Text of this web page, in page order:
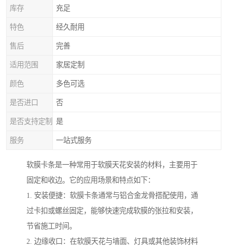
库存 充足
特色 经久耐用
售后 完善
适用范围 家居定制
颜色 多色可选
是否进口 否
是否支持定制 是
服务 一站式服务
软膜卡条是一种常用于软膜天花安装的材料，主要用于
固定和收边。它的应用场景和特点如下：
1. 安装便捷：软膜卡条通常与铝合金龙骨搭配使用，通
过卡扣或螺丝固定，能够快速完成软膜的张拉和安装，
节省施工时间。
2. 边缘收口：在软膜天花与墙面、灯具或其他装饰材料